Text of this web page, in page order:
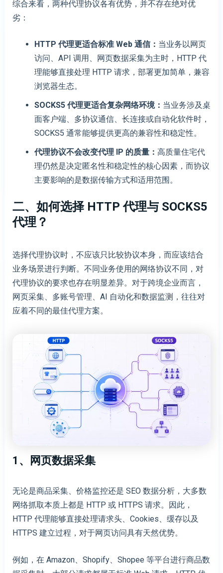
综合来看，两种代理协议各有优势，并不存在绝对优
劣：
HTTP 代理更适合标准 Web 通信： 当业务以网页
访问、API 调用、网页数据采集为主时，HTTP 代
理能够直接处理 HTTP 请求，部署更加简单，兼容
浏览器生态。
SOCKS5 代理更适合复杂网络环境： 当业务涉及桌
面客户端、多协议通信、长连接或自动化软件时，
SOCKS5 通常能够提供更高的兼容性和稳定性。
代理协议不会改变代理 IP 的质量： 高质量住宅代
理仍然是决定匿名性和稳定性的核心因素，而协议
主要影响的是数据传输方式和适用范围。
二、如何选择 HTTP代理与 SOCKS5
代理 ？
选择代理协议时，不应该只比较协议本身，而应该结合
业务场景进行判断。不同业务使用的网络协议不同，对
代理协议的要求也存在明显差异。对于跨境企业而言，
网页采集、多账号管理、AI 自动化和数据监测，往往对
应着不同的最佳代理方案。
1、网页数据采集
无论是商品采集、价格监控还是 SEO 数据分析，大多数
网络抓取本质上都是 HTTP 或 HTTPS 请求。因此，
HTTP 代理能够直接处理请求头、Cookies、缓存以及
HTTPS 建立过程，对于网页访问具有天然优势。
例如，在 Amazon、Shopify、Shopee 等平台进行商品数